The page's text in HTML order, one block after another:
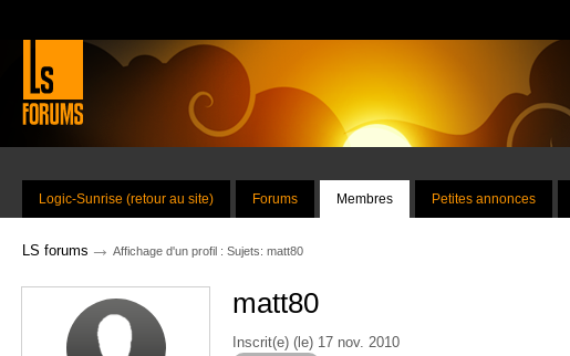
Logic-Sunrise (retour au site) Forums Membres Petites annonces
LS forums → Affichage d'un profil : Sujets: matt80
matt80
Inscrit(e) (le) 17 nov. 2010